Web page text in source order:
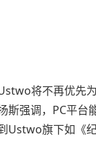
将不再优先为
斯强调，PC平台
Ustwo旗下如《